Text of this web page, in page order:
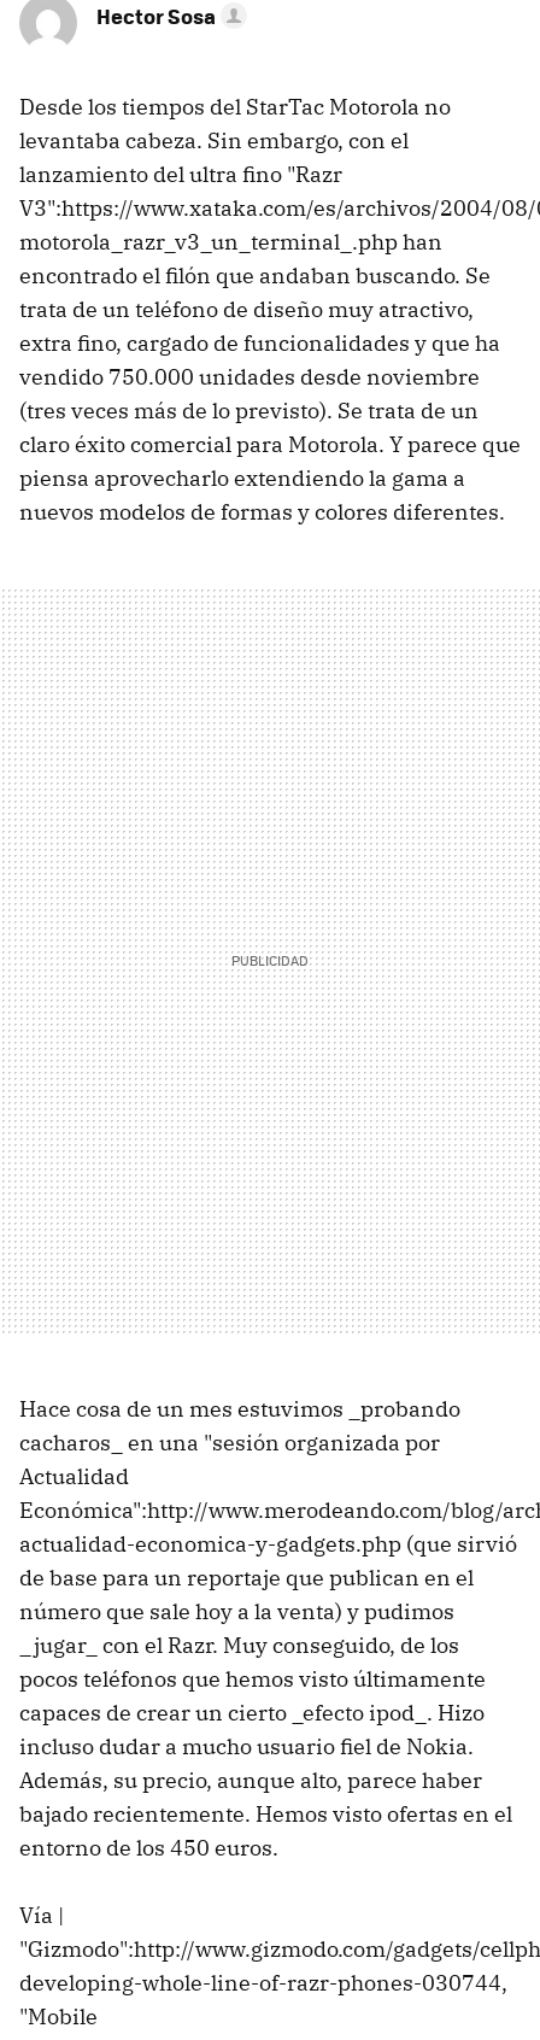
Hector Sosa
Desde los tiempos del StarTac Motorola no
levantaba cabeza. Sin embargo, con el
lanzamiento del ultra fino "Razr
V3":https://www.xataka.com/es/archivos/2004/
motorola_razr_v3_un_terminal_.php han
encontrado el filón que andaban buscando. Se
trata de un teléfono de diseño muy atractivo,
extra fino, cargado de funcionalidades y que ha
vendido 750.000 unidades desde noviembre
(tres veces más de lo previsto). Se trata de un
claro éxito comercial para Motorola. Y parece que
piensa aprovecharlo extendiendo la gama a
nuevos modelos de formas y colores diferentes.
Hace cosa de un mes estuvimos _probando
cacharos_ en una "sesión organizada por
Actualidad
Económica":http://www.merodeando.com/blog/
actualidad-economica-y-gadgets.php (que sirvió
de base para un reportaje que publican en el
número que sale hoy a la venta) y pudimos
_jugar_ con el Razr. Muy conseguido, de los
pocos teléfonos que hemos visto últimamente
capaces de crear un cierto _efecto ipod_. Hizo
incluso dudar a mucho usuario fiel de Nokia.
Además, su precio, aunque alto, parece haber
bajado recientemente. Hemos visto ofertas en el
entorno de los 450 euros.
Vía |
"Gizmodo":http://www.gizmodo.com/gadgets/
developing-whole-line-of-razr-phones-030744,
"Mobile